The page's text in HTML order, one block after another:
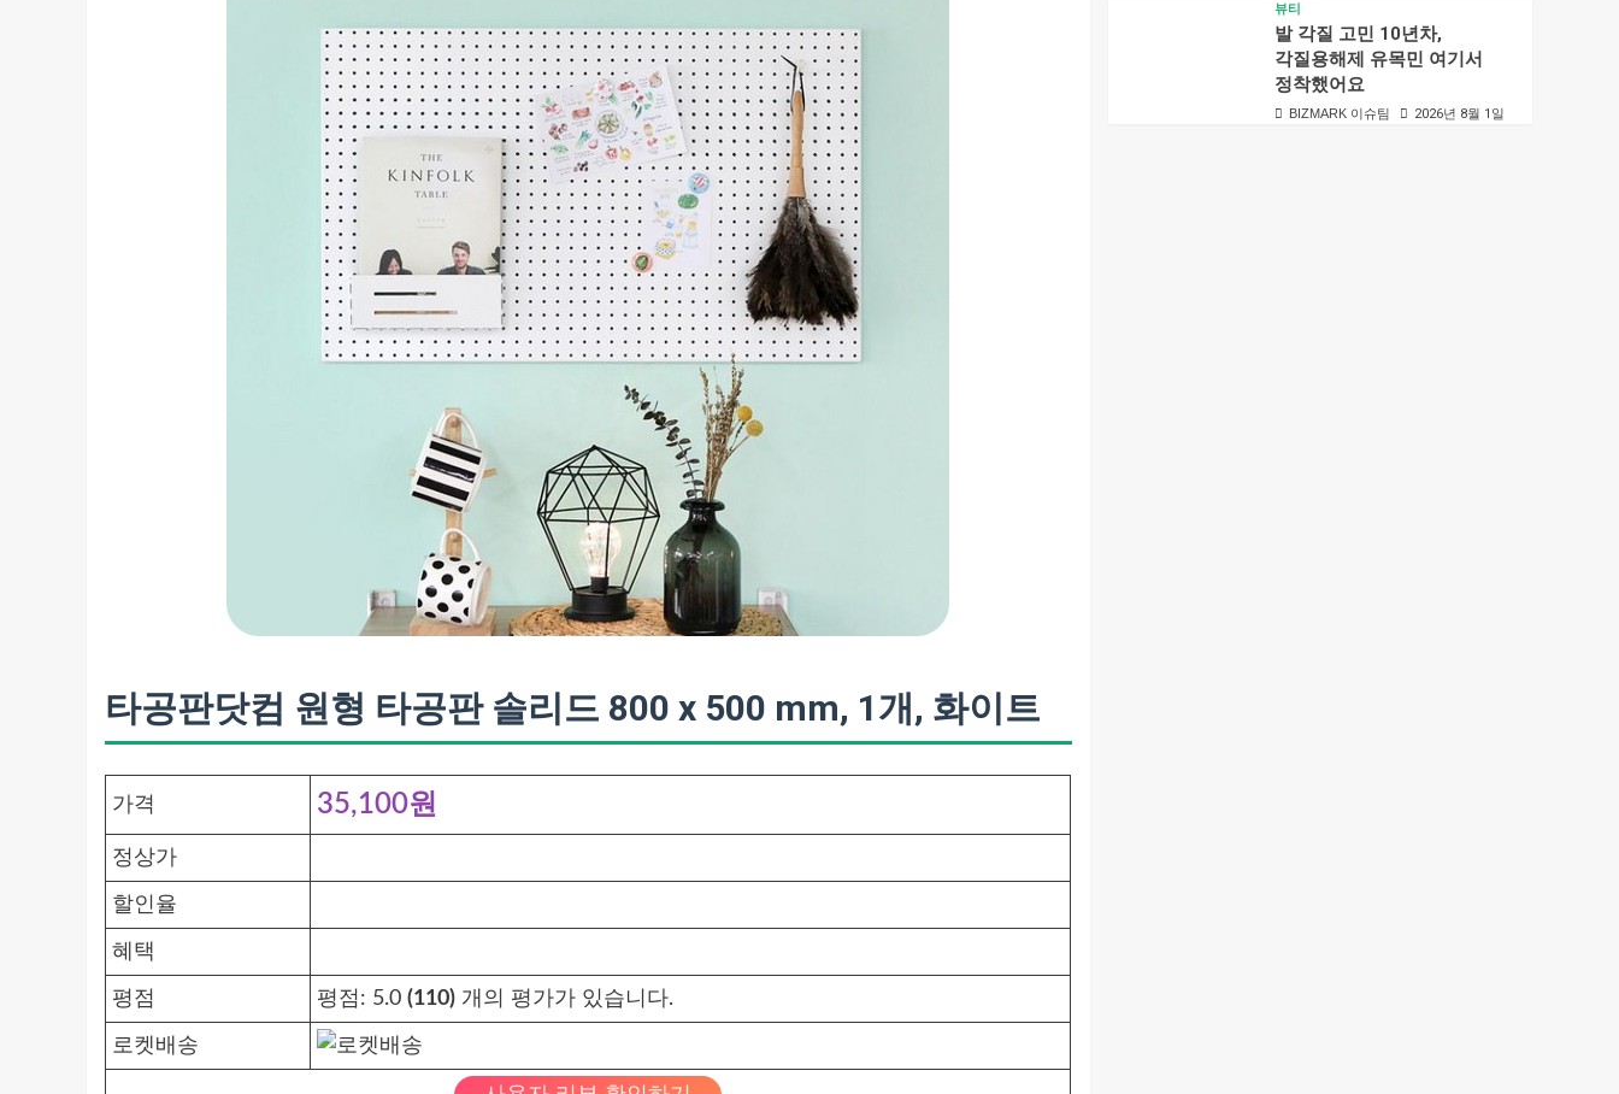
타공판닷컴 원형 타공판 솔리드 800 x 500 mm, 1개, 화이트
가격 35,100원
정상가
할인율
혜택
평점 평점: 5.0 (110) 개의 평가가 있습니다.
로켓배송
뷰티
발 각질 고민 10년차,
각질용해제 유목민 여기서
정착했어요
BIZMARK 이슈팀 2026년 8월 1일